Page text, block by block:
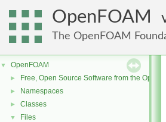
OpenFOAM
The OpenFOAM
▼ OpenFOAM
► Free, Open Source Software from the
► Namespaces
► Classes
▼ Files